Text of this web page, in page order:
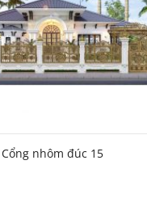
Cổng nhôm đúc 15